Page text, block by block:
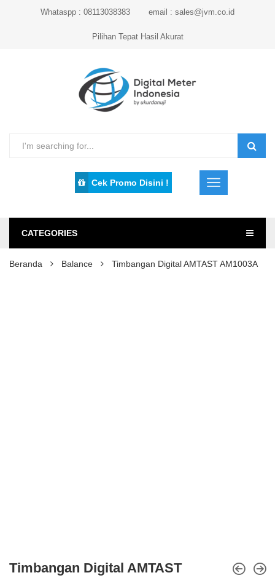
Whataspp : 08113038383 email : sales@jvm.co.id
Pilihan Tepat Hasil Akurat
Cek Promo Disini !
CATEGORIES
Beranda Balance Timbangan Digital AMTAST AM1003A
Timbangan Digital AMTAST